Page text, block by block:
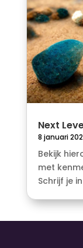
Next
8 januari
Bekijk
met
Schrijf je